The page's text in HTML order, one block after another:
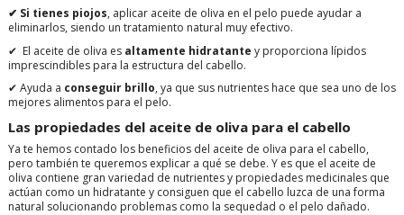
✔ Si tienes piojos, aplicar aceite de oliva en el pelo puede ayudar a
eliminarlos, siendo un tratamiento natural muy efectivo.
✔ El aceite de oliva es altamente hidratante y proporciona lípidos
imprescindibles para la estructura del cabello.
✔ Ayuda a conseguir brillo, ya que sus nutrientes hace que sea uno de los
mejores alimentos para el pelo.
Las propiedades del aceite de oliva para el cabello
Ya te hemos contado los beneficios del aceite de oliva para el cabello,
pero también te queremos explicar a qué se debe. Y es que el aceite de
oliva contiene gran variedad de nutrientes y propiedades medicinales que
actúan como un hidratante y consiguen que el cabello luzca de una forma
natural solucionando problemas como la sequedad o el pelo dañado.